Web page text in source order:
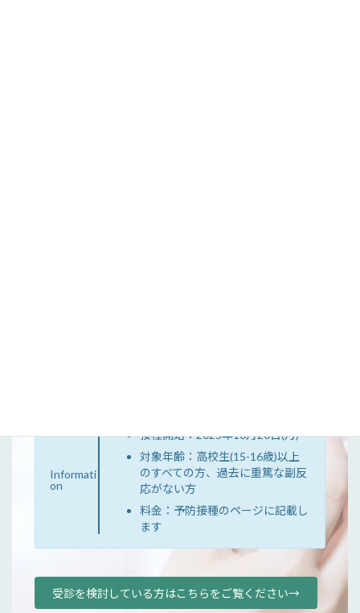
Informati
on
接種開始：2025年10月20日(月)～
対象年齢：高校生(15-16歳)以上
のすべての方、過去に重篤な副反
応がない方
料金：予防接種のページに記載し
ます
受診を検討している方はこちらをご覧ください→